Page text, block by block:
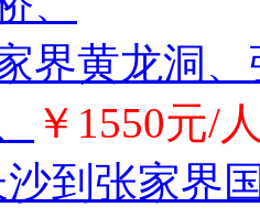
界黄龙洞
￥1550元/